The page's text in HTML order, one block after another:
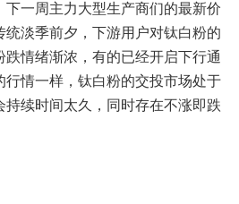
下一周主力大型生产商们的最新价
淡季前夕，下游用户对钛白粉的
情绪渐浓，有的已经开启下行通
行情一样，钛白粉的交投市场处于
续时间太久，同时存在不涨即跌